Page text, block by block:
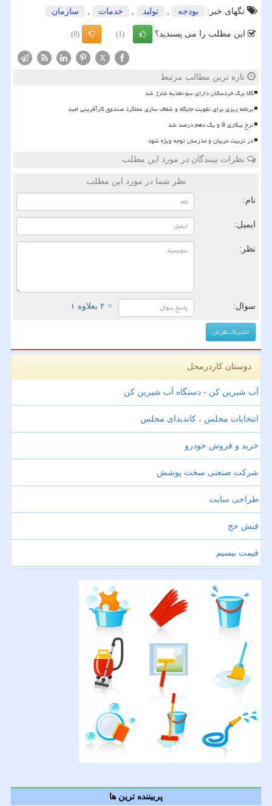
تگهای خبر:
بودجه , تولید , خدمات , سازمان
این مطلب را می پسندید؟ (1)
(0)
X
تازه ترین مطالب مرتبط
کالا برگ خردسالان دارای سوءتغذیه شارژ شد
برنامه ریزی برای تقویت جایگاه و شفاف سازی عملکرد صندوق کارآفرینی امید
نرخ بیکاری 9 و یک دهم درصد شد
در تربیت مربیان و مدرسان توجه ویژه شود
نظرات بینندگان در مورد این مطلب
نظر شما در مورد این مطلب
نام:
ایمیل:
نظر:
سوال: = ۲ بعلاوه ۱
دوستان کاردرمحل
آب شیرین کن - دستگاه آب شیرین کن
انتخابات مجلس ، کاندیدای مجلس
خرید و فروش خودرو
شرکت صنعتی سخت پوشش
طراحی سایت
فیش حج
قیمت بیسیم
پربیننده ترین ها